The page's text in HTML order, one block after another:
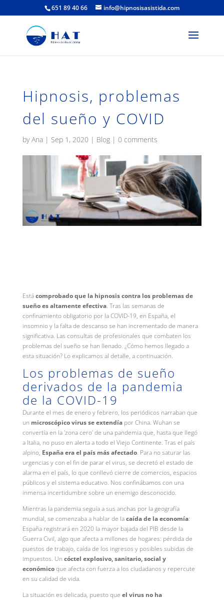
651 89 40 66 info@hipnosisasistida.com
Hipnosis, problemas
del sueño y COVID
byAna| Sep 1, 2020 | Blog| 0 comments
Estácomprobadoque la hipnosis contra los problemas de
sueño es altamente efectiva. Tras las semanas de
confinamiento obligatorio por la COVID-19, en España, el
insomnio y la falta de descanso se han incrementado de manera
significativa. Las consultas de profesionales que combaten los
problemas del sueño se han llenado. ¿Cómo hemos llegado a
esta situación? Lo explicamos al detalle, a continuación.
Los problemas de sueño
derivados de la pandemia
de la COVID-19
Durante el mes de enero y febrero, los periódicos narraban que
un microscópico virus se extendíapor China. Wuhan se
convertía en la 'zona cero' de una pandemia que, hasta que llegó
a Italia, no puso en alerta a todo el Viejo Continente. Tras el país
alpino, España era el país más afectado. Para no saturar las
urgencias y con el fin de parar el virus, se decretó el estado de
alarma en el país, lo que conllevó cierre de comercios, espacios
públicos y el sistema educativo. Nos confinábamos con una
inmensa incertidumbre sobre un enemigo desconocido.
Mientras la pandemia seguía a sus anchas por la geografía
mundial, se comenzaba a hablar de lacaída de la economía:
España registrará en 2020 la mayor bajada del PIB desde la
Guerra Civil, algo que afecta a millones de hogares: pérdida de
puestos de trabajo, caída de los ingresos y posibles subidas de
impuestos. Un cóctel explosivo, sanitario, social y
económicoque afecta con fuerza a los ciudadanos y repercute
en su calidad de vida.
La situación es delicada, puesto que el virus no ha